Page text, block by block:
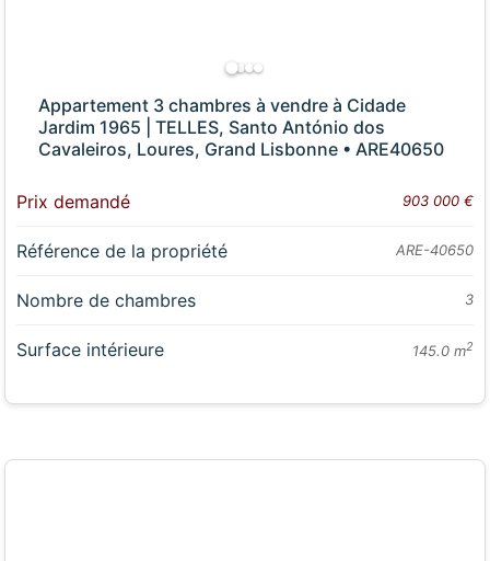
Appartement 3 chambres à vendre à Cidade
Jardim 1965 | TELLES, Santo António dos
Cavaleiros, Loures, Grand Lisbonne • ARE40650
Prix demandé 903 000 €
Référence de la propriété ARE-40650
Nombre de chambres 3
Surface intérieure 145.0 m2